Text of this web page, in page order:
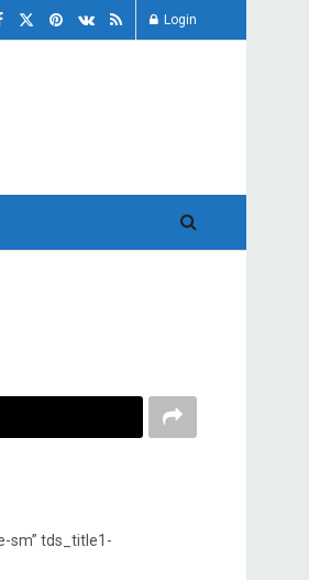
Login
sm” tds_title1-